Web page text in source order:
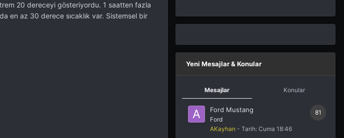
20 dereceyi gösteriyordu. 1 saatten fazla
en az 30 derece sıcaklık var. Sistemsel bir
Yeni Mesajlar & Konular
Mesajlar Konular
81
Ford Mustang
Ford
AKayhan - Tarih: Cuma 18:46